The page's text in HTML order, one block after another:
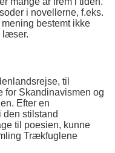
i novellerne, f.eks.
bestemt ikke
læser.
til
for Skandinavismen og
Efter en
den stilstand
til poesien, kunne
Trækfuglene